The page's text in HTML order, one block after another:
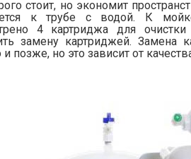
стоит, но экономит
к трубе с водой. К
4 картриджа для
замену картриджей. Замена
позже, но это зависит от